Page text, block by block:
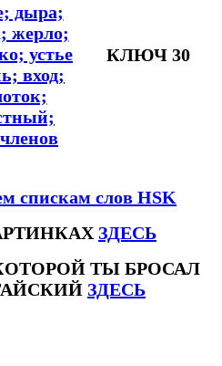
дыра;
жерло;
устье
вход;
КЛЮЧ 30
спискам слов HSK
ЗДЕСЬ
ТЫ БРОСАЛ
ЗДЕСЬ